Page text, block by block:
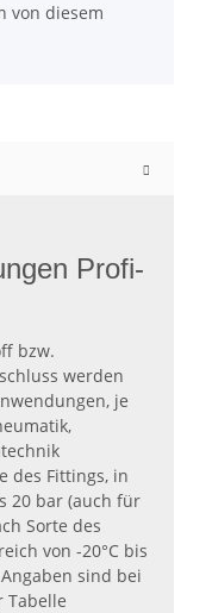
von diesem
Profi-
bzw.
werden
je
des Fittings, in
20 bar (auch für
Sorte des
von -20°C bis
sind bei
Tabelle